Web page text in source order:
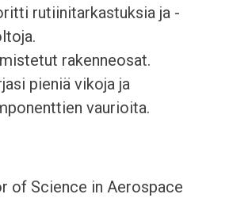
rutiinitarkastuksia ja -
rakenneosat.
pieniä vikoja ja
vaurioita.
of Science in Aerospace